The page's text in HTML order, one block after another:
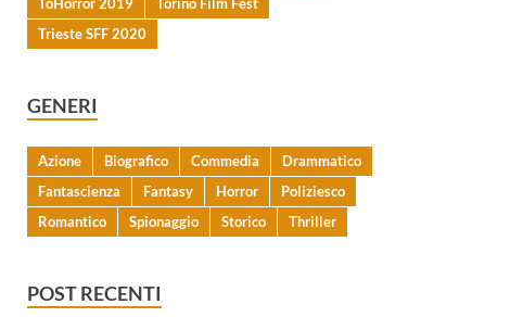
Trieste SFF 2020
GENERI
Azione Biografico Commedia
Drammatico
Fantascienza
Fantasy Horror
Poliziesco
Romantico
Spionaggio Storico Thriller
POST RECENTI